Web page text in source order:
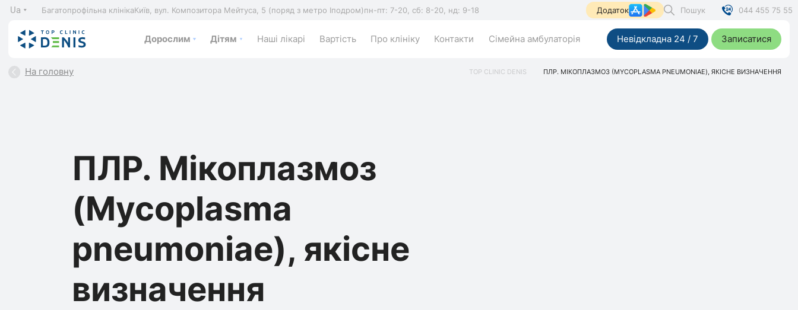
Ua Багатопрофільна клінікаКиїв, вул. Композитора Мейтуса, 5 (поряд з метро Іподром)пн-пт: 7-20, сб: 8-20, нд: 9-18 Додаток Пошук 044 455 75 55
Дорослим Дітям Наші лікарі Вартість Про клініку Контакти Сімейна амбулаторія Невідкладна 24 / 7 Записатися
На головну TOP CLINIC DENIS ПЛР. МІКОПЛАЗМОЗ (MYCOPLASMA PNEUMONIAE), ЯКІСНЕ ВИЗНАЧЕННЯ
ПЛР. Мікоплазмоз
(Mycoplasma
pneumoniae), якісне
визначення